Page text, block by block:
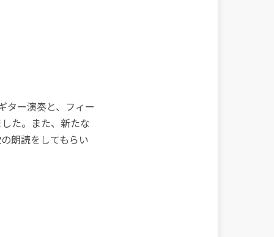
ター演奏と、フィー
た。また、新たな
朗読をしてもらい